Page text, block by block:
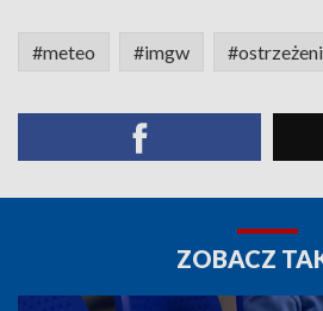
#meteo #imgw
ZOBACZ